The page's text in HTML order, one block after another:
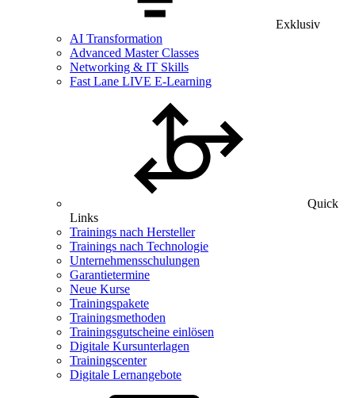
Exklusiv
AI Transformation
Advanced Master Classes
Networking & IT Skills
Fast Lane LIVE E-Learning
Quick
Links
Trainings nach Hersteller
Trainings nach Technologie
Unternehmensschulungen
Garantietermine
Neue Kurse
Trainingspakete
Trainingsmethoden
Trainingsgutscheine einlösen
Digitale Kursunterlagen
Trainingscenter
Digitale Lernangebote